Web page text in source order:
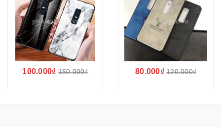
100.000₫ 150.000₫ 80.000₫ 120.000₫